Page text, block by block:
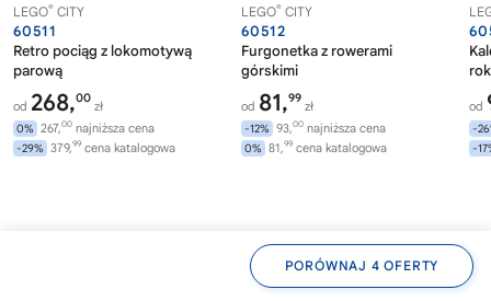
LEGO® CITY
60511
Retro pociąg z lokomotywą
parową
od 268,00
zł
0% 267,00 najniższa cena
-29% 379,99 cena katalogowa
LEGO® CITY
60512
Furgonetka z rowerami
górskimi
od 81,99
zł
-12% 93,00 najniższa cena
0% 81,99 cena katalogowa
rok
od
-
-
PORÓWNAJ 4 OFERTY
Zobacz także